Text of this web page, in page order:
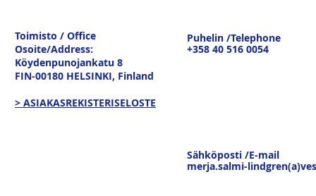
keskustelu
Toimisto / Office
Osoite/Address:
Köydenpunojankatu 8
FIN-00180 HELSINKI, Finland
> ASIAKASREKISTERISELOSTE
Puhelin /Telephone
+358 40 516 0054
Sähköposti /E-mail
merja.salmi-